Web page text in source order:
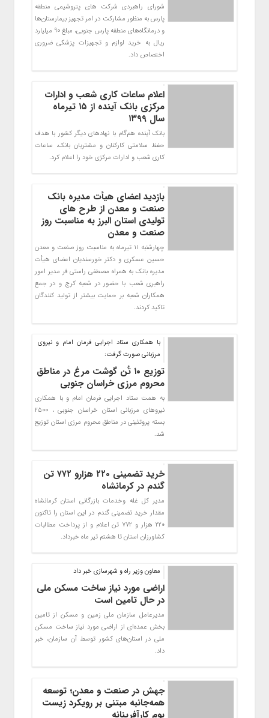
شورای راهبردی شرکت های پتروشیمی منطقه
پارس به منظور مشارکت در امر تجهیز بیمارستان‌ها
و درمانگاه‌های منطقه پارس جنوبی، مبلغ 90 میلیارد
ریال به خرید لوازم و تجهیزات پزشکی ضروری
اختصاص داد.
اعلام ساعات کاری شعب و ادارات
مرکزی بانک آینده از ۱۵ تیرماه
سال ۱۳۹۹
بانک آینده هم‌گام با نهادهای دیگر کشور با هدف
حفظ سلامتی کارکنان و مشتریان بانک، ساعات
کاری شعب و ادارات مرکزی خود را اعلام کرد.
بازدید اعضای هیأت مدیره بانک
صنعت و معدن از طرح های
تولیدی استان البرز به مناسبت روز
صنعت و معدن
چهارشنبه ۱۱ تیرماه به مناسبت روز صنعت و معدن
حسين عسكری و دکتر خورسندیان اعضای هیأت
مدیره بانک به همراه مصطفی راستی فر مدیر امور
راهبری شعب با حضور در شعبه کرج و در جمع
همکاران شعبه بر حمایت بیشتر از تولید کنندگان
تاکید كردند.
با همکاری ستاد اجرایی فرمان امام و نیروی
مرزبانی صورت گرفت:
توزیع ۱۰ تُن گوشت مرغ در مناطق
محروم مرزی خراسان جنوبی
به همت ستاد اجرایی فرمان امام و با همکاری
نیروهای مرزبانی استان خراسان جنوبی ، ٢٥٠٠
بسته پروتئينی در مناطق محروم مرزی استان توزیع
شد.
خرید تضمینی ۲۲۰ هزارو ۷۷۲ تن
گندم در کرمانشاه
مدیر کل غله وخدمات بازرگانی استان کرمانشاه
مقدار خرید تضمینی گندم در این استان را تاکنون
220 هزار و 772 تن اعلام و از پرداخت مطالبات
کشاورزان استان تا هشتم تیر ماه خبرداد.
معاون وزیر راه و شهرسازی خبر داد
اراضی مورد نیاز ساخت مسکن ملی
در حال تامین است
مدیرعامل سازمان ملی زمین و مسکن از تامین
بخش عمده‌ای از اراضی مورد نیاز ساخت مسکن
ملی در استان‌های کشور توسط آن سازمان، خبر
داد.
جهش در صنعت و معدن؛ توسعه
همه‌جانبه مبتنی بر رویکرد زیست‌
بوم کارآفرینانه